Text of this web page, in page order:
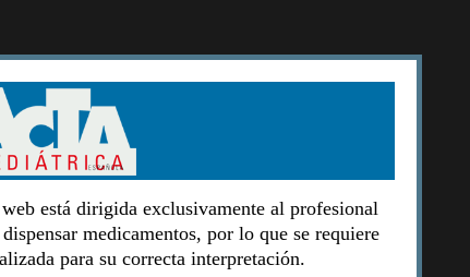
está dirigida exclusivamente al profesional
medicamentos, por lo que se requiere
para su correcta interpretación.